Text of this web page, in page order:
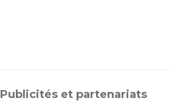
Publicités et partenariats